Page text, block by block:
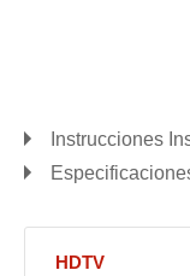
Instrucciones
HDTV